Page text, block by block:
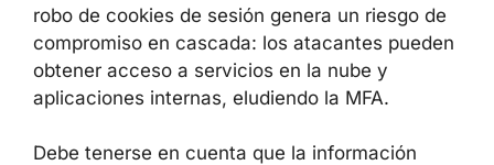
Fortinet dificulta considerablemente la
detección por parte de las herramientas de
monitorización configuradas para confiar en
la infraestructura de gestión. En tercer lugar,
de compromiso en cascada: los atacantes